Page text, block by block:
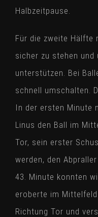
Halbzeitpause.
Für die zweite Hälfte
sicher zu stehen und
unterstützen. Bei
schnell umschalten.
In der ersten Minute
Linus den Ball im
Tor, sein erster
werden, den
43. Minute konnten
eroberte im
Richtung Tor und